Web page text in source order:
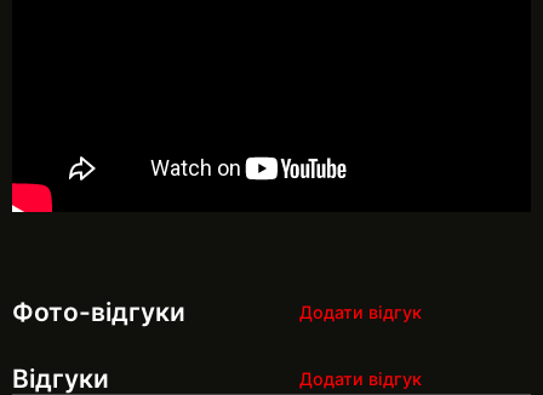
Фото-відгуки Додати відгук
Відгуки Додати відгук